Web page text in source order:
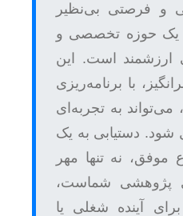
و فرصتی بی‌نظیر
یک حوزه تخصصی و
ارزشمند است. این
با برنامه‌ریزی
به تجربه‌ای
شود. دستیابی به یک
موفق، نه تنها مهر
پژوهشی شماست،
آینده شغلی یا